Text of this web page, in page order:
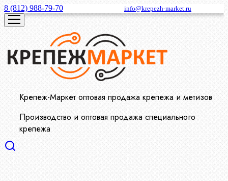
8 (812) 988-79-70 info@krepezh-market.ru
Крепеж-Маркет оптовая продажа крепежа и метизов
Производство и оптовая продажа специального
крепежа